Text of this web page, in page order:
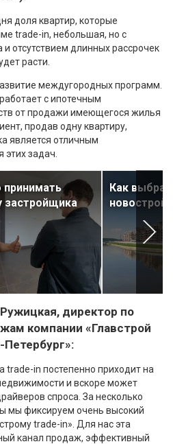
доля квартир, которые
trade-in, небольшая, но с
отсутствием длинных рассрочек
расти.
междугородных программ.
с ипотечным
от продажи имеющегося жилья
продав одну квартиру,
является отличным
задач.
принимать
застройщика
Как
директор по
компании «Главстрой
Петербург»:
trade-in постепенно приходит на
и вскоре может
спроса. За несколько
мы фиксируем очень высокий
trade-in». Для нас эта
канал продаж, эффективный